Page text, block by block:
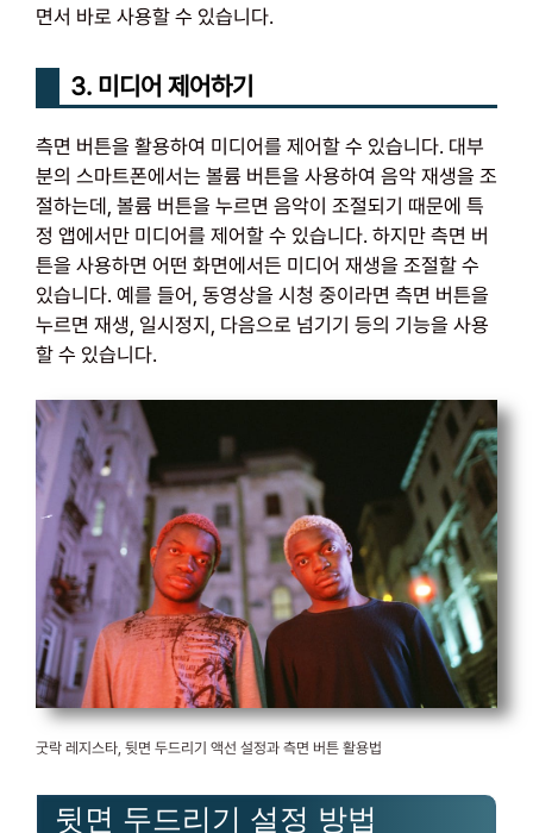
면서 바로 사용할 수 있습니다.
3. 미디어 제어하기
측면 버튼을 활용하여 미디어를 제어할 수 있습니다. 대부
분의 스마트폰에서는 볼륨 버튼을 사용하여 음악 재생을 조
절하는데, 볼륨 버튼을 누르면 음악이 조절되기 때문에 특
정 앱에서만 미디어를 제어할 수 있습니다. 하지만 측면 버
튼을 사용하면 어떤 화면에서든 미디어 재생을 조절할 수
있습니다. 예를 들어, 동영상을 시청 중이라면 측면 버튼을
누르면 재생, 일시정지, 다음으로 넘기기 등의 기능을 사용
할 수 있습니다.
굿락 레지스타, 뒷면 두드리기 액선 설정과 측면 버튼 활용법
뒷면 두드리기 설정 방법